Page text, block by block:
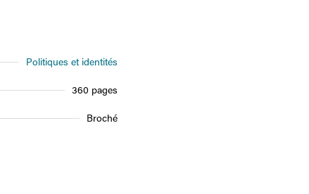
Politiques et identités
360 pages
Broché